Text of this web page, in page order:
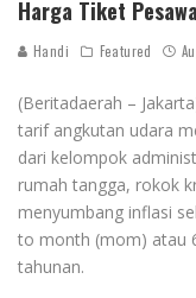
Harga Tiket
Handi Featured
(Beritadaerah –
tarif angkutan udara
dari kelompok
rumah tangga, rokok
menyumbang inflasi
to month (mom) atau
tahunan.